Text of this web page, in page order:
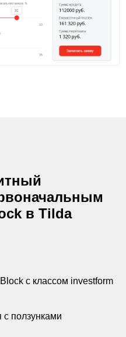
в Tilda
с классом investform
ползунками